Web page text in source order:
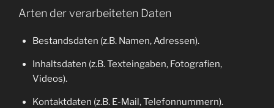
Arten der verarbeiteten Daten
Bestandsdaten (z.B. Namen, Adressen).
Inhaltsdaten (z.B. Texteingaben, Fotografien,
Videos).
Kontaktdaten (z.B. E-Mail, Telefonnummern).